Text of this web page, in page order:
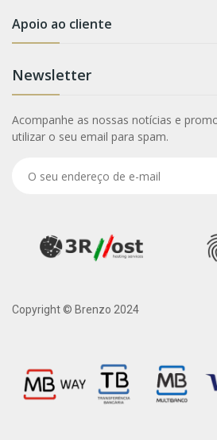
Apoio ao cliente
Newsletter
Acompanhe as nossas notícias e
utilizar o seu email para spam.
Copyright © Brenzo 2024